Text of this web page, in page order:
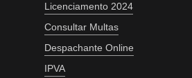
Licenciamento 2024
Consultar Multas
Despachante Online
IPVA